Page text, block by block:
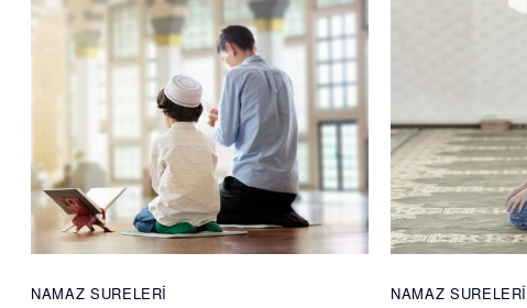
NAMAZ SURELERI NAMAZ SURELERI